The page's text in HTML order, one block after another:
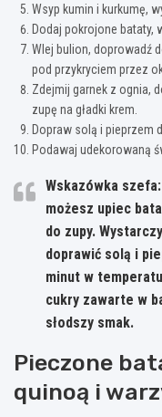
Wsyp kumin i kurkumę,
Dodaj pokrojone bataty,
Wlej bulion, doprowadź
pod przykryciem przez
Zdejmij garnek z ognia,
zupę na gładki krem.
Dopraw solą i pieprzem
Podawaj udekorowaną
Wskazówka szefa:
możesz upiec
do zupy.
doprawić solą i
minut w
cukry zawarte w
słodszy smak.
Pieczone
quinoą i